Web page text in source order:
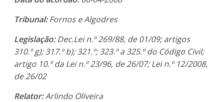
Tribunal:Fornos e Algodres
Legislação:Dec.Lei n.º 269/88, de 01/09; artigos
310.º g); 317.º b); 321.º; 323.º a 325.º do Código Civil;
artigo 10.º da Lei n.º 23/96, de 26/07; Lei n.º 12/2008,
de 26/02
Relator:Arlindo Oliveira